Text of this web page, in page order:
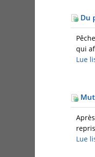
Du
qui
Lue
Lue